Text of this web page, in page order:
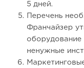
5 дней.
Перечень
Франчайзер
оборудование
ненужные